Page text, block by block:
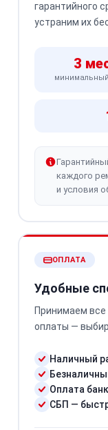
гарантийного
устраним их
3
каждого
и условия
ОПЛАТА
Удобные
Принимаем
оплаты —
Наличный
Оплата
СБП —